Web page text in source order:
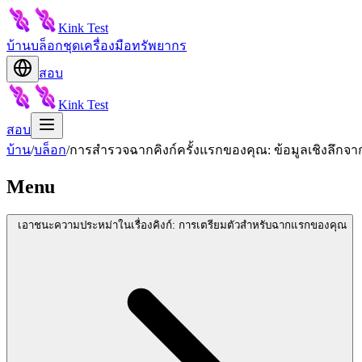
Kink Test
บ้านบล็อกชุดเครื่องมือทรัพยากร
สอบ
Kink Test
สอบ
บ้าน/บล็อก/การสำรวจฉากคิงก์ครั้งแรกของคุณ: ข้อมูลเชิงลึกจ
Menu
เอาชนะความประหม่าในเรื่องคิงก์: การเตรียมตัวสำหรับฉากแรกของคุณ